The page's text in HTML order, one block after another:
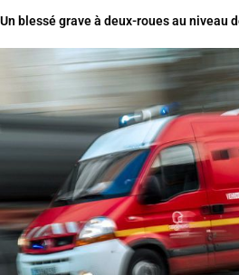
Un blessé grave à deux-roues au niveau